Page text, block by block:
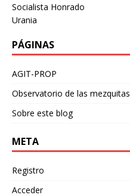
Socialista Honrado
Urania
PÁGINAS
AGIT-PROP
Observatorio de las mezquitas
Sobre este blog
META
Registro
Acceder